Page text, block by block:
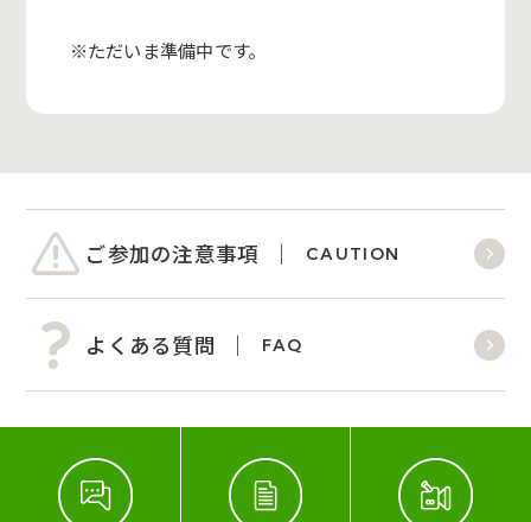
※ただいま準備中です。
ご参加の注意事項 CAUTION
よくある質問 FAQ